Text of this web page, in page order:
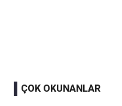
ÇOK OKUNANLAR